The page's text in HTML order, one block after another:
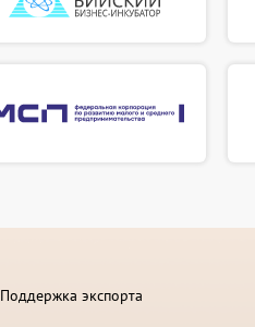
Поддержка экспорта